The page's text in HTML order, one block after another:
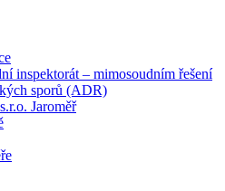
inspektorát – mimosoudním řešení
sporů (ADR)
Jaroměř